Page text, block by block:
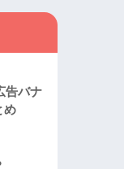
告バナ
め